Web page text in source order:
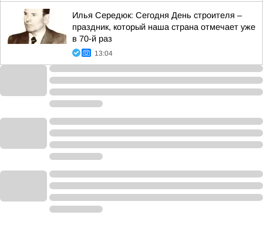
Илья Середюк: Сегодня День строителя –
праздник, который наша страна отмечает уже
в 70-й раз
13:04